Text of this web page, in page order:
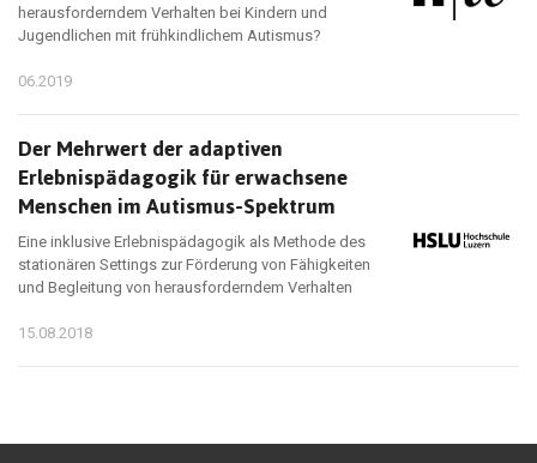
herausforderndem Verhalten bei Kindern und
Jugendlichen mit frühkindlichem Autismus?
06.2019
Der Mehrwert der adaptiven
Erlebnispädagogik für erwachsene
Menschen im Autismus-Spektrum
Eine inklusive Erlebnispädagogik als Methode des
stationären Settings zur Förderung von Fähigkeiten
und Begleitung von herausforderndem Verhalten
15.08.2018